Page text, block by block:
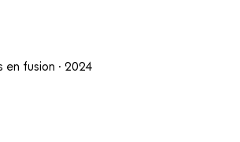
fusion · 2024